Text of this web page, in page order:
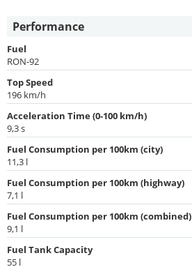
Performance
Fuel
RON-92
Top Speed
196 km/h
Acceleration Time (0-100 km/h)
9,3 s
Fuel Consumption per 100km (city)
11,3 l
Fuel Consumption per 100km (highway)
7,1 l
Fuel Consumption per 100km (combined)
9,1 l
Fuel Tank Capacity
55 l